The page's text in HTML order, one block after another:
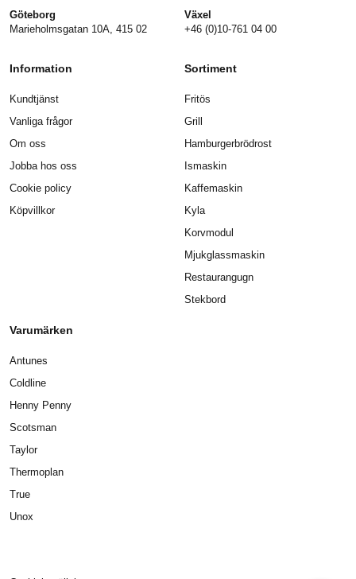
Göteborg
Marieholmsgatan 10A, 415 02
Växel
+46 (0)10-761 04 00
Information
Kundtjänst
Vanliga frågor
Om oss
Jobba hos oss
Cookie policy
Köpvillkor
Sortiment
Fritös
Grill
Hamburgerbrödrost
Ismaskin
Kaffemaskin
Kyla
Korvmodul
Mjukglassmaskin
Restaurangugn
Stekbord
Varumärken
Antunes
Coldline
Henny Penny
Scotsman
Taylor
Thermoplan
True
Unox